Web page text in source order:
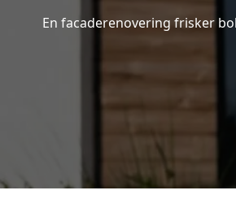
En facaderenovering frisker